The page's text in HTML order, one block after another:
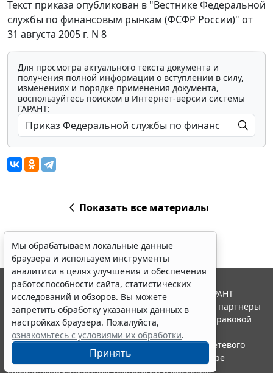
Текст приказа опубликован в "Вестнике Федеральной
службы по финансовым рынкам (ФСФР России)" от
31 августа 2005 г. N 8
Для просмотра актуального текста документа и
получения полной информации о вступлении в силу,
изменениях и порядке применения документа,
воспользуйтесь поиском в Интернет-версии системы
ГАРАНТ:
Показать все материалы
Мы обрабатываем локальные данные
браузера и используем инструменты
аналитики в целях улучшения и обеспечения
работоспособности сайта, статистических
исследований и обзоров. Вы можете
запретить обработку указанных данных в
настройках браузера. Пожалуйста,
ознакомьтесь с условиями их обработки.
Принять
© ООО "НПП "ГАРАНТ-СЕРВИС", 2026. Система ГАРАНТ
выпускается с 1990 года. Компания "Гарант" и ее партнеры
являются участниками Российской ассоциации правовой
информации ГАРАНТ.
Портал ГАРАНТ.РУ зарегистрирован в качестве сетевого
издания Федеральной службой по надзору в сфере
связи,информационных технологий и массовых